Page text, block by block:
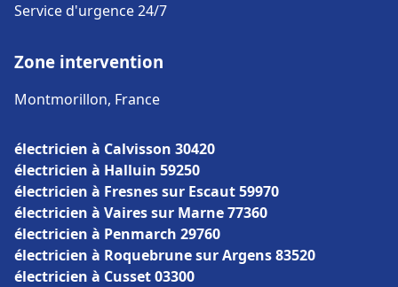
Service d'urgence 24/7
Zone intervention
Montmorillon, France
électricien à Calvisson 30420
électricien à Halluin 59250
électricien à Fresnes sur Escaut 59970
électricien à Vaires sur Marne 77360
électricien à Penmarch 29760
électricien à Roquebrune sur Argens 83520
électricien à Cusset 03300